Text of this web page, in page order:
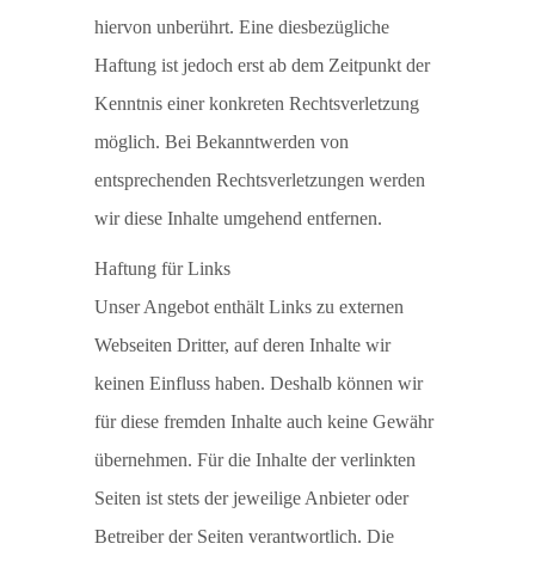
hiervon unberührt. Eine diesbezügliche
Haftung ist jedoch erst ab dem Zeitpunkt der
Kenntnis einer konkreten Rechtsverletzung
möglich. Bei Bekanntwerden von
entsprechenden Rechtsverletzungen werden
wir diese Inhalte umgehend entfernen.
Haftung für Links
Unser Angebot enthält Links zu externen
Webseiten Dritter, auf deren Inhalte wir
keinen Einfluss haben. Deshalb können wir
für diese fremden Inhalte auch keine Gewähr
übernehmen. Für die Inhalte der verlinkten
Seiten ist stets der jeweilige Anbieter oder
Betreiber der Seiten verantwortlich. Die